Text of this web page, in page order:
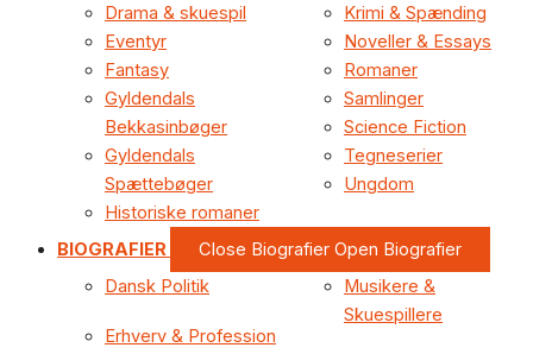
Drama & skuespil
Eventyr
Fantasy
Gyldendals
Bekkasinbøger
Gyldendals
Spættebøger
Historiske romaner
Krimi & Spænding
Noveller & Essays
Romaner
Samlinger
Science Fiction
Tegneserier
Ungdom
BIOGRAFIER Close Biografier Open Biografier
Dansk Politik
Erhverv & Profession
Musikere &
Skuespillere